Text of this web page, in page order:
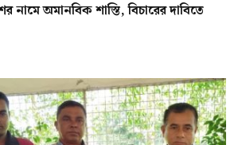
অমানবিক শাস্তি, বিচারের দাবিতে